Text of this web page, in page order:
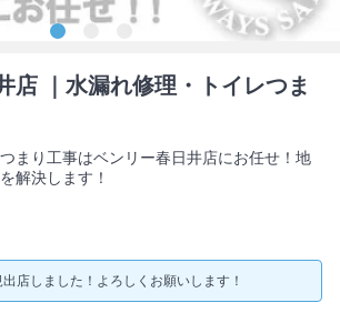
店 ｜水漏れ修理・トイレつま
まり工事はベンリー春日井店にお任せ！地
解決します！
店しました！よろしくお願いします！